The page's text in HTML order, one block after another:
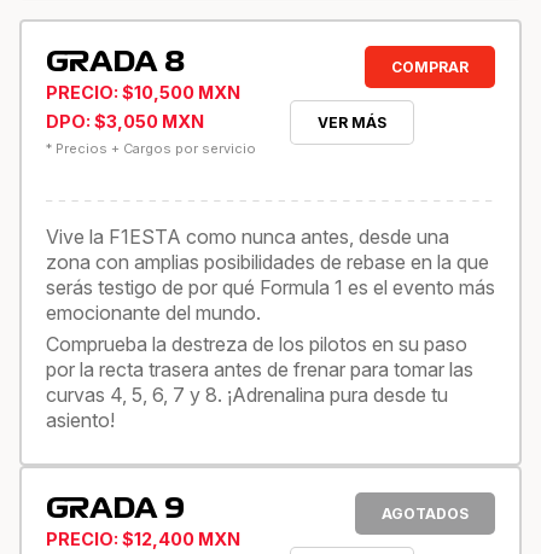
GRADA 8
PRECIO: $10,500 MXN
DPO: $3,050 MXN
* Precios + Cargos por servicio
COMPRAR
VER MÁS
Vive la F1ESTA como nunca antes, desde una
zona con amplias posibilidades de rebase en la que
serás testigo de por qué Formula 1 es el evento más
emocionante del mundo.
Comprueba la destreza de los pilotos en su paso
por la recta trasera antes de frenar para tomar las
curvas 4, 5, 6, 7 y 8. ¡Adrenalina pura desde tu
asiento!
GRADA 9
PRECIO: $12,400 MXN
AGOTADOS